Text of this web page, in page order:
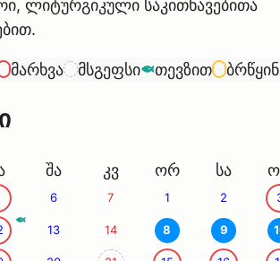
ლიტურგიკული საკითხავებითა
მარხვა მსგეფსი თევზით
შა კვ
6 7
13 14
ორ სა
1 2
8 9